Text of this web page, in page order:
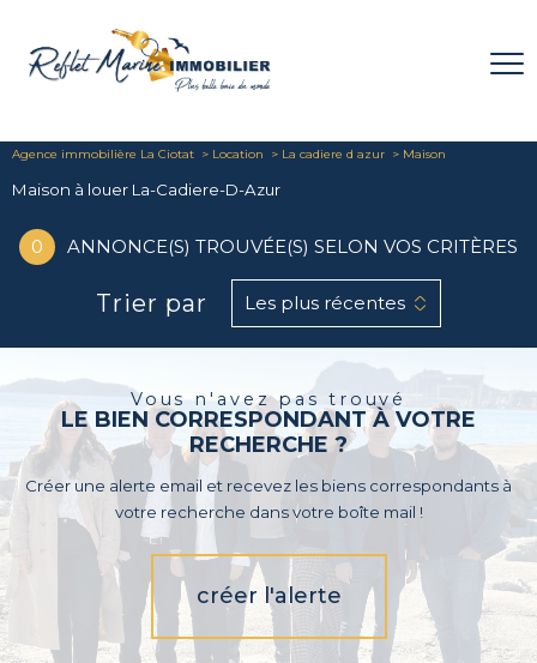
Agence immobilière La Ciotat Location La cadiere d azur Maison
Maison à louer La-Cadiere-D-Azur
0 ANNONCE(S) TROUVÉE(S) SELON VOS CRITÈRES
Trier par Les plus récentes
Vous n'avez pas trouvé
LE BIEN CORRESPONDANT À VOTRE
RECHERCHE ?
Créer une alerte email et recevez les biens correspondants à
votre recherche dans votre boîte mail !
créer l'alerte